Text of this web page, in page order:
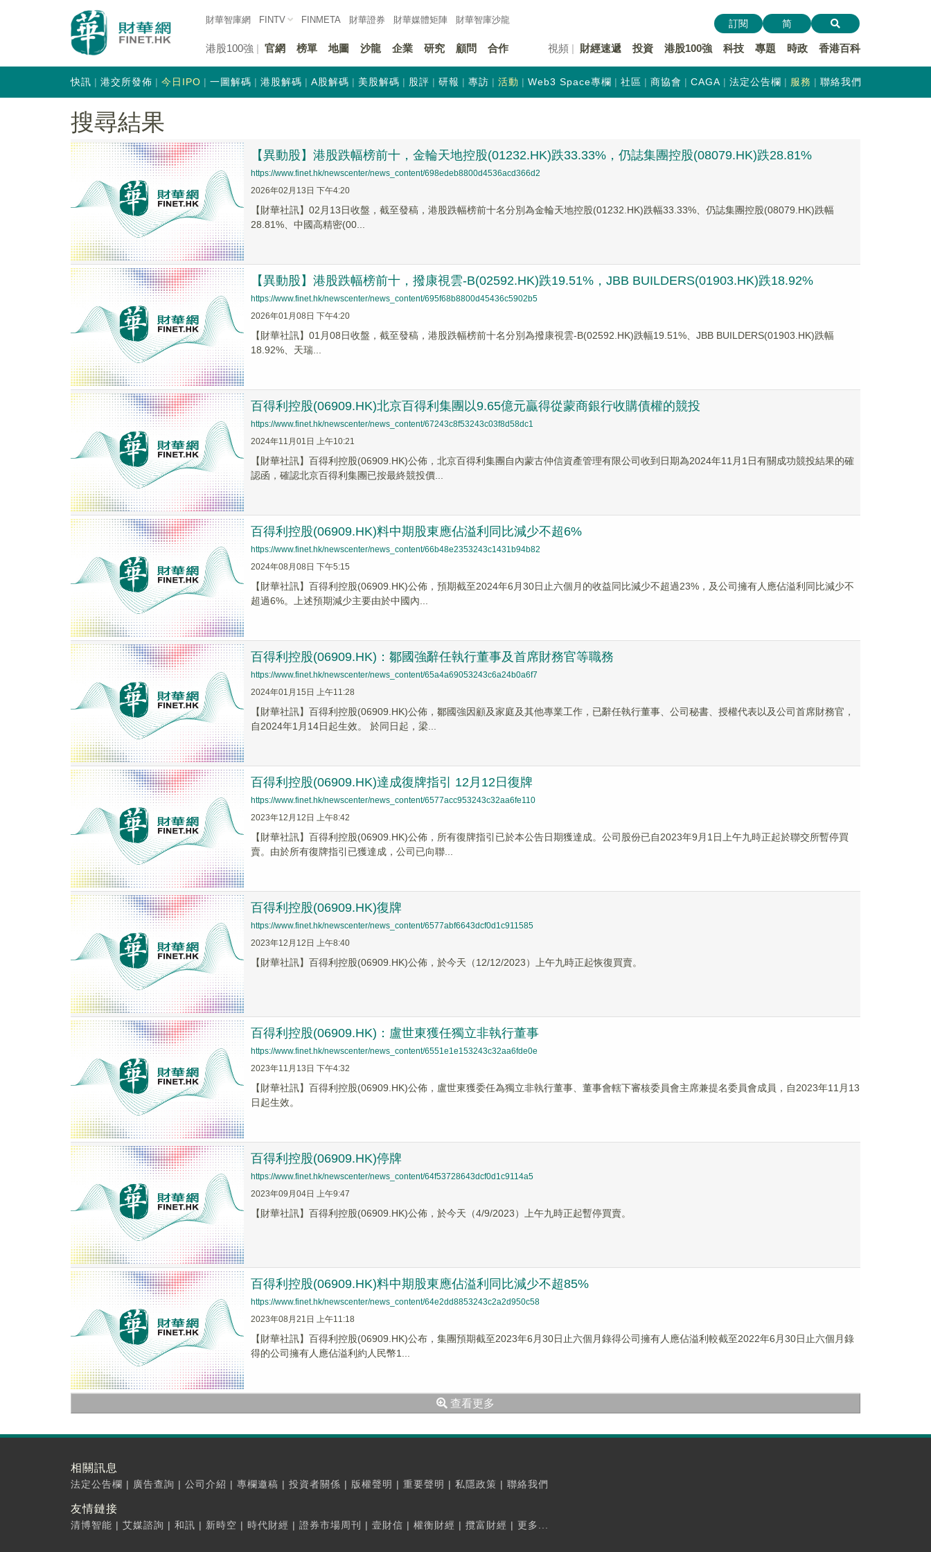
財華智庫網 FINTV FINMETA 財華證券 財華媒體矩陣 財華智庫沙龍
港股100強 官網 榜單 地圖 沙龍 企業 研究 顧問 合作 視頻 財經速遞 投資 港股100強 科技 專題 時政 香港百科
訂閱 简
快訊 港交所發佈 今日IPO 一圖解碼 港股解碼 A股解碼 美股解碼 股評 研報 專訪 活動 Web3 Space專欄 社區 商協會 CAGA 法定公告欄 服務 聯絡我們
搜尋結果
【異動股】港股跌幅榜前十，金輪天地控股(01232.HK)跌33.33%，仍誌集團控股(08079.HK)跌28.81%
https://www.finet.hk/newscenter/news_content/698edeb8800d4536acd366d2
2026年02月13日 下午4:20
【財華社訊】02月13日收盤，截至發稿，港股跌幅榜前十名分別為金輪天地控股(01232.HK)跌幅33.33%、仍誌集團控股(08079.HK)跌幅
28.81%、中國高精密(00...
【異動股】港股跌幅榜前十，撥康視雲-B(02592.HK)跌19.51%，JBB BUILDERS(01903.HK)跌18.92%
https://www.finet.hk/newscenter/news_content/695f68b8800d45436c5902b5
2026年01月08日 下午4:20
【財華社訊】01月08日收盤，截至發稿，港股跌幅榜前十名分別為撥康視雲-B(02592.HK)跌幅19.51%、JBB BUILDERS(01903.HK)跌幅
18.92%、天瑞...
百得利控股(06909.HK)北京百得利集團以9.65億元贏得從蒙商銀行收購債權的競投
https://www.finet.hk/newscenter/news_content/67243c8f53243c03f8d58dc1
2024年11月01日 上午10:21
【財華社訊】百得利控股(06909.HK)公佈，北京百得利集團自內蒙古仲信資產管理有限公司收到日期為2024年11月1日有關成功競投結果的確
認函，確認北京百得利集團已按最終競投價...
百得利控股(06909.HK)料中期股東應佔溢利同比減少不超6%
https://www.finet.hk/newscenter/news_content/66b48e2353243c1431b94b82
2024年08月08日 下午5:15
【財華社訊】百得利控股(06909.HK)公佈，預期截至2024年6月30日止六個月的收益同比減少不超過23%，及公司擁有人應佔溢利同比減少不
超過6%。上述預期減少主要由於中國內...
百得利控股(06909.HK)：鄒國強辭任執行董事及首席財務官等職務
https://www.finet.hk/newscenter/news_content/65a4a69053243c6a24b0a6f7
2024年01月15日 上午11:28
【財華社訊】百得利控股(06909.HK)公佈，鄒國強因顧及家庭及其他專業工作，已辭任執行董事、公司秘書、授權代表以及公司首席財務官，
自2024年1月14日起生效。 於同日起，梁...
百得利控股(06909.HK)達成復牌指引 12月12日復牌
https://www.finet.hk/newscenter/news_content/6577acc953243c32aa6fe110
2023年12月12日 上午8:42
【財華社訊】百得利控股(06909.HK)公佈，所有復牌指引已於本公告日期獲達成。公司股份已自2023年9月1日上午九時正起於聯交所暫停買
賣。由於所有復牌指引已獲達成，公司已向聯...
百得利控股(06909.HK)復牌
https://www.finet.hk/newscenter/news_content/6577abf6643dcf0d1c911585
2023年12月12日 上午8:40
【財華社訊】百得利控股(06909.HK)公佈，於今天（12/12/2023）上午九時正起恢復買賣。
百得利控股(06909.HK)：盧世東獲任獨立非執行董事
https://www.finet.hk/newscenter/news_content/6551e1e153243c32aa6fde0e
2023年11月13日 下午4:32
【財華社訊】百得利控股(06909.HK)公佈，盧世東獲委任為獨立非執行董事、董事會轄下審核委員會主席兼提名委員會成員，自2023年11月13
日起生效。
百得利控股(06909.HK)停牌
https://www.finet.hk/newscenter/news_content/64f53728643dcf0d1c9114a5
2023年09月04日 上午9:47
【財華社訊】百得利控股(06909.HK)公佈，於今天（4/9/2023）上午九時正起暫停買賣。
百得利控股(06909.HK)料中期股東應佔溢利同比減少不超85%
https://www.finet.hk/newscenter/news_content/64e2dd8853243c2a2d950c58
2023年08月21日 上午11:18
【財華社訊】百得利控股(06909.HK)公布，集團預期截至2023年6月30日止六個月錄得公司擁有人應佔溢利較截至2022年6月30日止六個月錄
得的公司擁有人應佔溢利約人民幣1...
查看更多
相關訊息
法定公告欄 | 廣告查詢 | 公司介紹 | 專欄邀稿 | 投資者關係 | 版權聲明 | 重要聲明 | 私隱政策 | 聯絡我們
友情鏈接
清博智能 | 艾媒諮詢 | 和訊 | 新時空 | 時代財經 | 證券市場周刊 | 壹財信 | 權衡財經 | 攬富財經 | 更多...